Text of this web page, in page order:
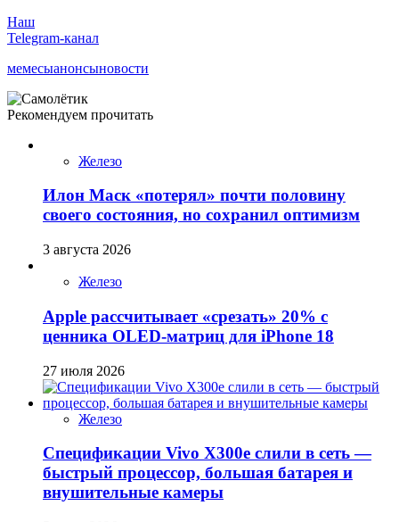
Наш
Telegram-канал
мемесыанонсыновости
Рекомендуем прочитать
Железо
Илон Маск «потерял» почти половину
своего состояния, но сохранил оптимизм
3 августа 2026
Железо
Apple рассчитывает «срезать» 20% с
ценника OLED-матриц для iPhone 18
27 июля 2026
Железо
Спецификации Vivo X300e слили в сеть —
быстрый процессор, большая батарея и
внушительные камеры